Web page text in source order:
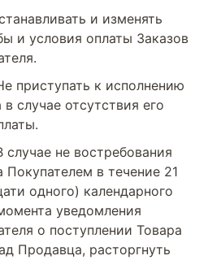
и изменять
и условия оплаты Заказов
приступать к исполнению
в случае отсутствия его
случае не востребования
Покупателем в течение 21
одного) календарного
уведомления
о поступлении Товара
Продавца, расторгнуть